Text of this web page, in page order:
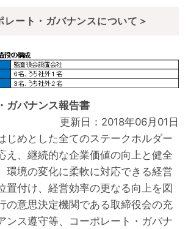
レート・ガバナンスについて＞
ガバナンス報告書
更新日：2018年06月01日
じめとした全てのステークホルダー
え、継続的な企業価値の向上と健全
環境の変化に柔軟に対応できる経営
置付け、経営効率の更なる向上を図
の意思決定機関である取締役会の充
ンス遵守等、コーポレート・ガバナ